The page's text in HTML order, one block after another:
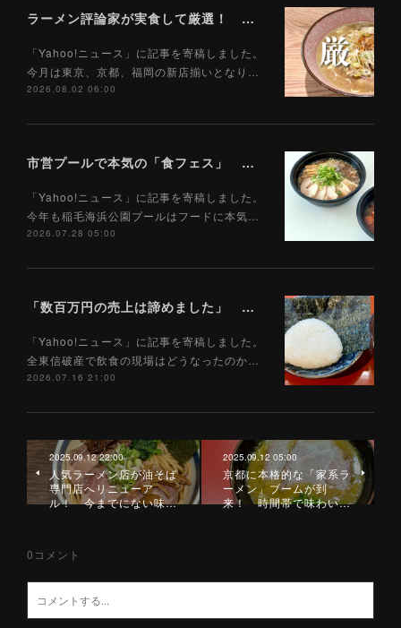
ラーメン評論家が実食して厳選！ 「いま絶対に食べるべきラーメン」ベスト５！【2026年８月】（ Yahoo!ニュース）8/2
「Yahoo!ニュース」に記事を寄稿しました。
今月は東京、京都、福岡の新店揃いとなり…
2026.08.02 06:00
市営プールで本気の「食フェス」 プールサイドで味わえる「ご当地麺」の実力は？（Yahoo!ニュース）7/28
「Yahoo!ニュース」に記事を寄稿しました。
今年も稲毛海浜公園プールはフードに本気…
2026.07.28 05:00
「数百万円の売上は諦めました」 全東信破産で飲食店はどうなったのか？ 被害を受けた飲食店店主に聞いた（Yahoo!ニュース）7/17
「Yahoo!ニュース」に記事を寄稿しました。
全東信破産で飲食の現場はどうなったのか…
2026.07.16 21:00
2025.09.12 22:00
人気ラーメン店が油そば
専門店へリニューア
ル！ 今までにない味…
2025.09.12 05:00
京都に本格的な「家系ラ
ーメン」ブームが到
来！ 時間帯で味わい…
0 コメント